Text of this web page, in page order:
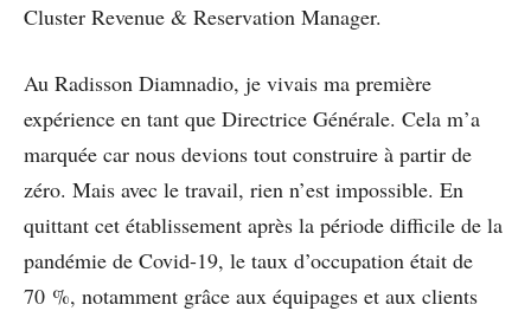
Cluster Revenue & Reservation Manager.
Au Radisson Diamnadio, je vivais ma première
expérience en tant que Directrice Générale. Cela m’a
marquée car nous devions tout construire à partir de
zéro. Mais avec le travail, rien n’est impossible. En
quittant cet établissement après la période difficile de la
pandémie de Covid-19, le taux d’occupation était de
70 %, notamment grâce aux équipages et aux clients